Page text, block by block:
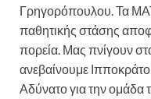
Γρηγορόπουλου. Τα
παθητικής στάσης
πορεία. Μας πνίγουν
ανεβαίνουμε
Αδύνατο για την